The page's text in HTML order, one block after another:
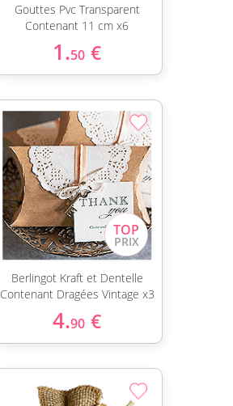
Gouttes Pvc Transparent
Contenant 11 cm x6
1.50 €
Berlingot Kraft et Dentelle
Contenant Dragées Vintage x3
4.90 €